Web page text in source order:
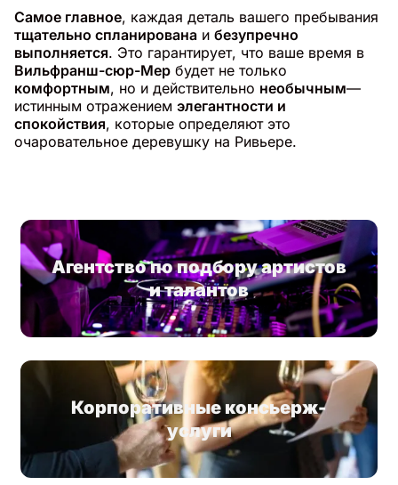
Самое главное, каждая деталь вашего пребывания
тщательно спланирована и безупречно
выполняется. Это гарантирует, что ваше время в
Вильфранш-сюр-Мер будет не только
комфортным, но и действительно необычным—
истинным отражением элегантности и
спокойствия, которые определяют это
очаровательное деревушку на Ривьере.
Агентство по подбору артистов
и талантов
Корпоративные консьерж-
услуги